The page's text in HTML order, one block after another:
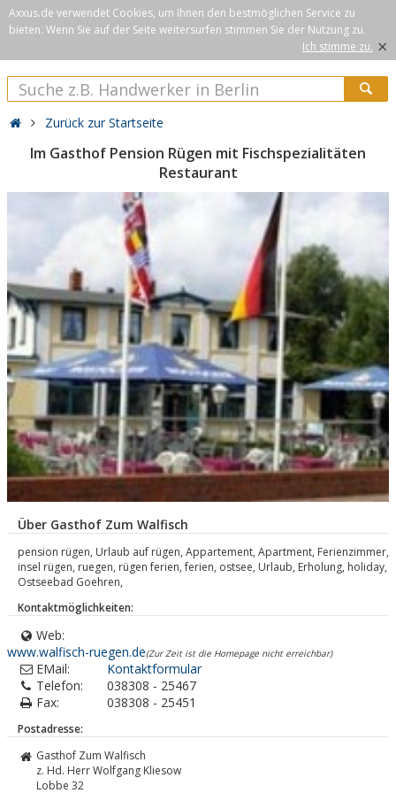
Axxus.de verwendet Cookies, um Ihnen den bestmöglichen Service zu
bieten. Wenn Sie auf der Seite weitersurfen stimmen Sie der Nutzung zu.
Ich stimme zu. ×
Zurück zur Startseite
Im Gasthof Pension Rügen mit Fischspezialitäten
Restaurant
Über Gasthof Zum Walfisch
pension rügen, Urlaub auf rügen, Appartement, Apartment, Ferienzimmer,
insel rügen, ruegen, rügen ferien, ferien, ostsee, Urlaub, Erholung, holiday,
Ostseebad Goehren,
Kontaktmöglichkeiten:
Web:
www.walfisch-ruegen.de(Zur Zeit ist die Homepage nicht erreichbar)
EMail:
Kontaktformular
Telefon:
038308 - 25467
Fax:
038308 - 25451
Postadresse:
Gasthof Zum Walfisch
z. Hd. Herr Wolfgang Kliesow
Lobbe 32